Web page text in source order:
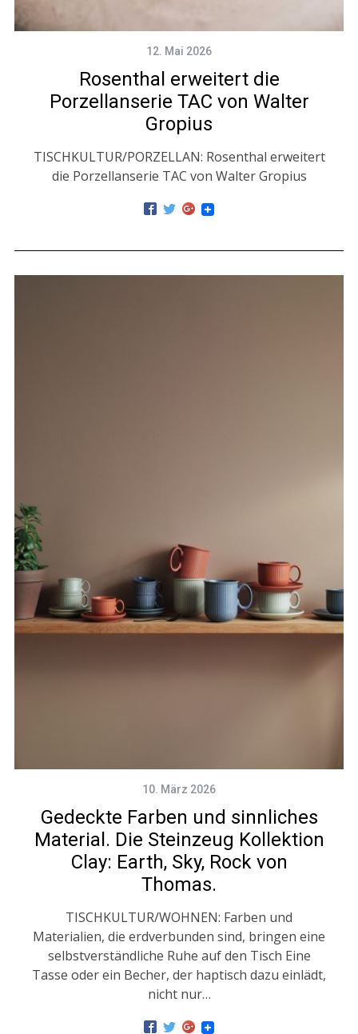
12. Mai 2026
Rosenthal erweitert die
Porzellanserie TAC von Walter
Gropius
TISCHKULTUR/PORZELLAN: Rosenthal erweitert
die Porzellanserie TAC von Walter Gropius
10. März 2026
Gedeckte Farben und sinnliches
Material. Die Steinzeug Kollektion
Clay: Earth, Sky, Rock von
Thomas.
TISCHKULTUR/WOHNEN: Farben und
Materialien, die erdverbunden sind, bringen eine
selbstverständliche Ruhe auf den Tisch Eine
Tasse oder ein Becher, der haptisch dazu einlädt,
nicht nur…